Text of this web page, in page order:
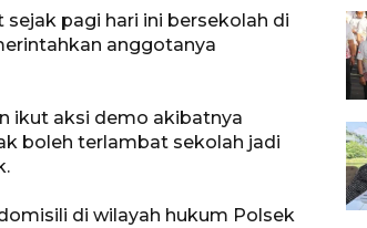
pagi hari ini bersekolah di
anggotanya
ikut aksi demo akibatnya
boleh terlambat sekolah jadi
di wilayah hukum Polsek